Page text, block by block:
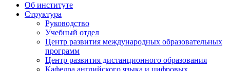
Об институте
Структура
Руководство
Учебный отдел
Центр развития международных образовательных
программ
Центр развития дистанционного образования
Кафедра английского языка и цифровых